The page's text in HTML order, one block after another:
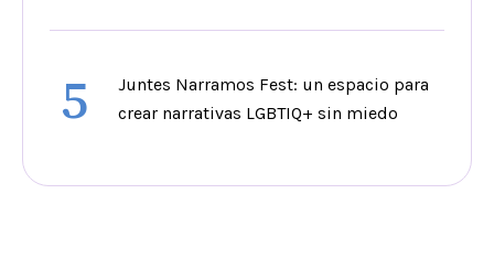
5
Juntes Narramos Fest: un espacio para
crear narrativas LGBTIQ+ sin miedo